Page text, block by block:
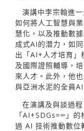
演講中李宗翰進
如何將人工智慧與
慧化，以及推動數
成式AI的潛力，如
出「AI+人才培育」
及國際證照輔導，
來人才。此外，他
與亞洲水泥的全員
在演講及與談過
「AI+SDGs=∞」
過 AI 技術推動數位